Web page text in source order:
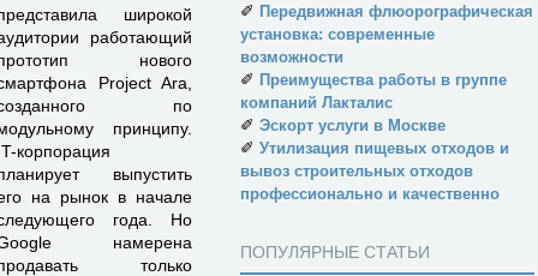
широкой
работающий
нового
Project Ara,
по
принципу.
корпорация
выпустить
на рынок в начале
года. Но
намерена
только
✐ Передвижная флюорографическая
установка: современные
возможности
✐ Преимущества работы в группе
компаний Лакталис
✐ Эскорт услуги в Москве
✐ Утилизация пищевых отходов и
вывоз строительных отходов
профессионально и качественно
ПОПУЛЯРНЫЕ СТАТЬИ